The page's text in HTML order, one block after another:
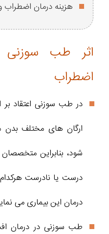
هزینه درمان
اثر طب سوزنی
اضطراب
در طب سوزنی اعتقاد
ارگان های مختلف بدن
شود، بنابراین
درست یا نادرست
درمان این بیماری می
طب سوزنی در درمان